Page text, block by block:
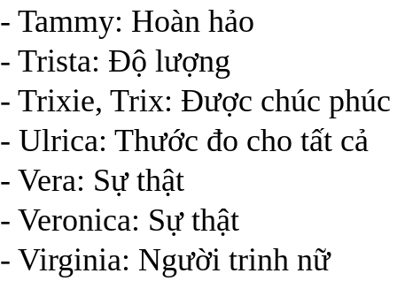
- Tammy: Hoàn hảo
- Trista: Độ lượng
- Trixie, Trix: Được chúc phúc
- Ulrica: Thước đo cho tất cả
- Vera: Sự thật
- Veronica: Sự thật
- Virginia: Người trinh nữ